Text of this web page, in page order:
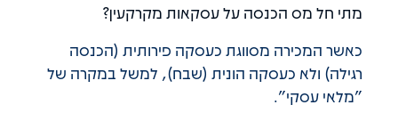
מתי חל מס הכנסה על עסקאות מקרקעין?
כאשר המכירה מסווגת כעסקה פירותית (הכנסה
רגילה) ולא כעסקה הונית (שבח), למשל במקרה של
"מלאי עסקי".